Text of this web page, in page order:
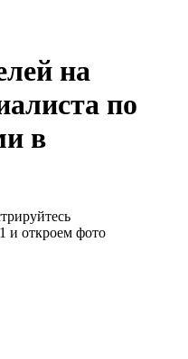
на
по
в
и откроем фото